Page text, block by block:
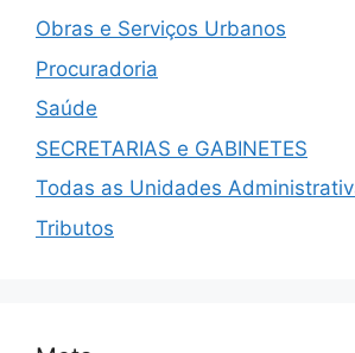
Obras e Serviços Urbanos
Procuradoria
Saúde
SECRETARIAS e GABINETES
Todas as Unidades
Tributos